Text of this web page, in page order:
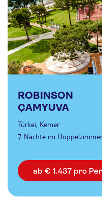
ROBINSON
ÇAMYUVA
Türkei, Kemer
7 Nächte im
ab € 1.437 pro